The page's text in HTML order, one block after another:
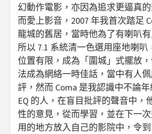
幻動作電影，亦因為追求更逼真
而愛上影音，2007 年我首次踏足
龍城的舊居，當時他為了有喇叭有
所以 7.1 系統清一色選用座地喇叭
位置有限，成為「圍城」式擺放
法成為網絡一時佳話，當中有人
評，然而 Coma 是我認識中不論
EQ 的人，在盲目批評的聲音中，
性的意見，從而學習，並在下一
用的地方放入自己的影院中，令